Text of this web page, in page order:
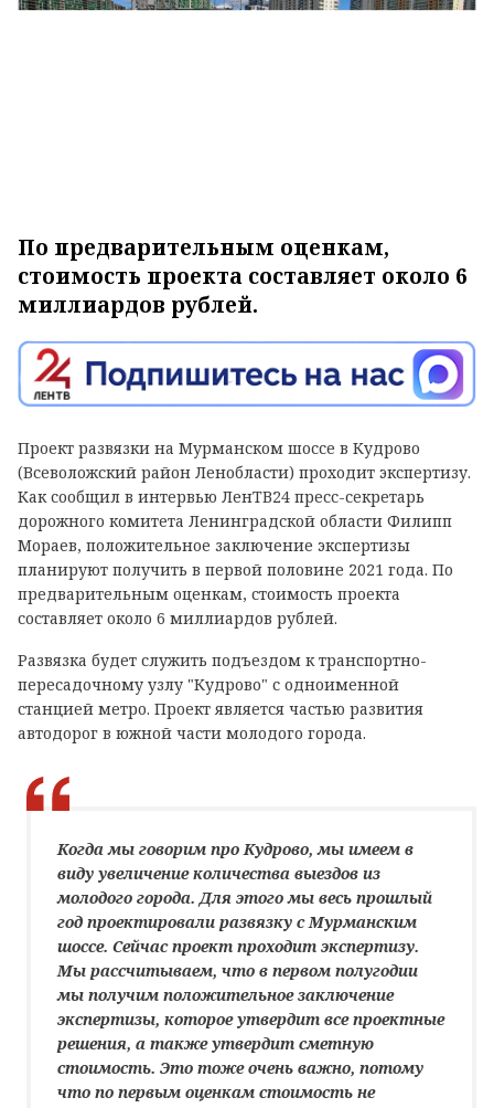
По предварительным оценкам,
стоимость проекта составляет около 6
миллиардов рублей.
Проект развязки на Мурманском шоссе в Кудрово
(Всеволожский район Ленобласти) проходит экспертизу.
Как сообщил в интервью ЛенТВ24 пресс-секретарь
дорожного комитета Ленинградской области Филипп
Мораев, положительное заключение экспертизы
планируют получить в первой половине 2021 года. По
предварительным оценкам, стоимость проекта
составляет около 6 миллиардов рублей.
Развязка будет служить подъездом к транспортно-
пересадочному узлу "Кудрово" с одноименной
станцией метро. Проект является частью развития
автодорог в южной части молодого города.
Когда мы говорим про Кудрово, мы имеем в
виду увеличение количества выездов из
молодого города. Для этого мы весь прошлый
год проектировали развязку с Мурманским
шоссе. Сейчас проект проходит экспертизу.
Мы рассчитываем, что в первом полугодии
мы получим положительное заключение
экспертизы, которое утвердит все проектные
решения, а также утвердит сметную
стоимость. Это тоже очень важно, потому
что по первым оценкам стоимость не